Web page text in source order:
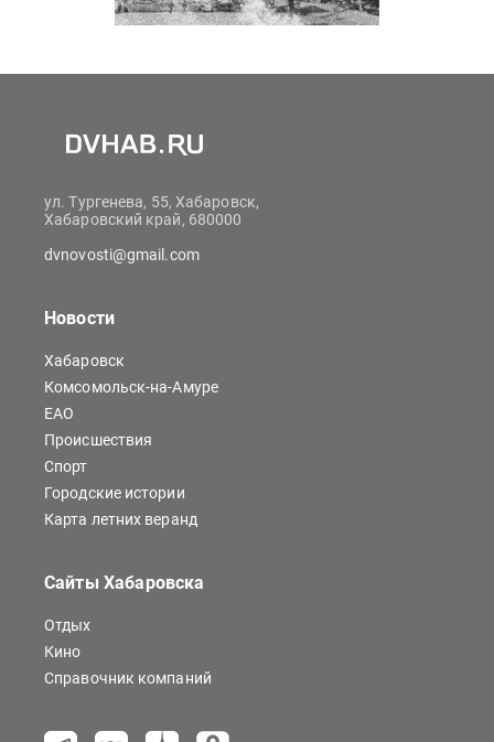
ул. Тургенева, 55, Хабаровск,
Хабаровский край, 680000
dvnovosti@gmail.com
Новости
Хабаровск
Комсомольск-на-Амуре
ЕАО
Происшествия
Спорт
Городские истории
Карта летних веранд
Сайты Хабаровска
Отдых
Кино
Справочник компаний